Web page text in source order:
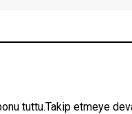
tuttu.Takip etmeye